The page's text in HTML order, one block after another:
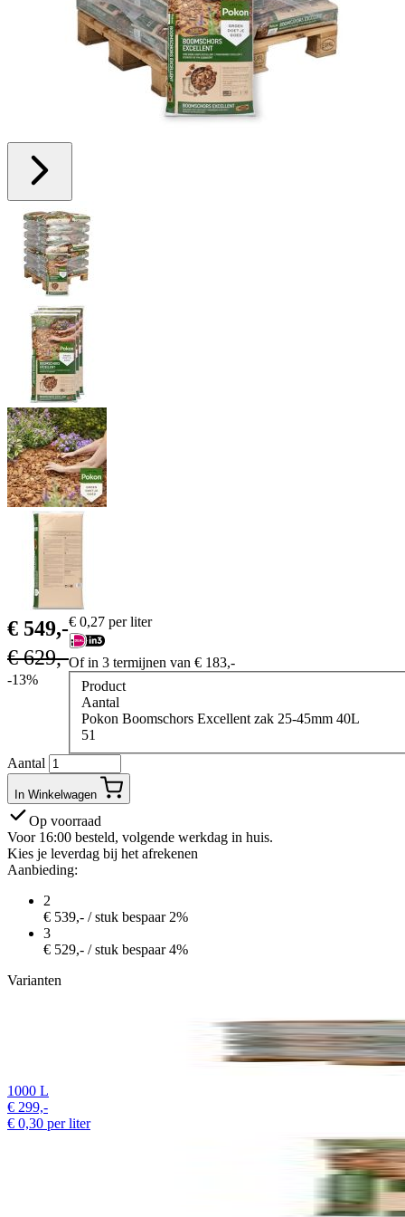
€ 549,-
€629,-
-13%
€ 0,27 per liter
Of in 3 termijnen van € 183,-
Product
Aantal
Pokon Boomschors Excellent zak 25-45mm 40L
51
Aantal
In Winkelwagen
Op voorraad
Voor 16:00 besteld, volgende werkdag in huis.
Kies je leverdag bij het afrekenen
Aanbieding:
2
€ 539,- / stuk bespaar 2%
3
€ 529,- / stuk bespaar 4%
Varianten
1000 L
€ 299,-
€ 0,30 per liter